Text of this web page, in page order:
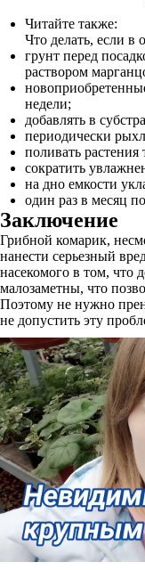
Читайте также:
Что делать, если в
грунт перед
раствором
недели;
добавлять в
периодически
поливать
сократить
на дно емкости
один раз в месяц
Заключение
Грибной комарик,
нанести серьезный
насекомого в том, что
малозаметны, что
Поэтому не нужно
не допустить эту